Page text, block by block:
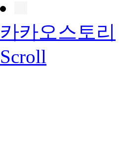
카카오스토리
Scroll